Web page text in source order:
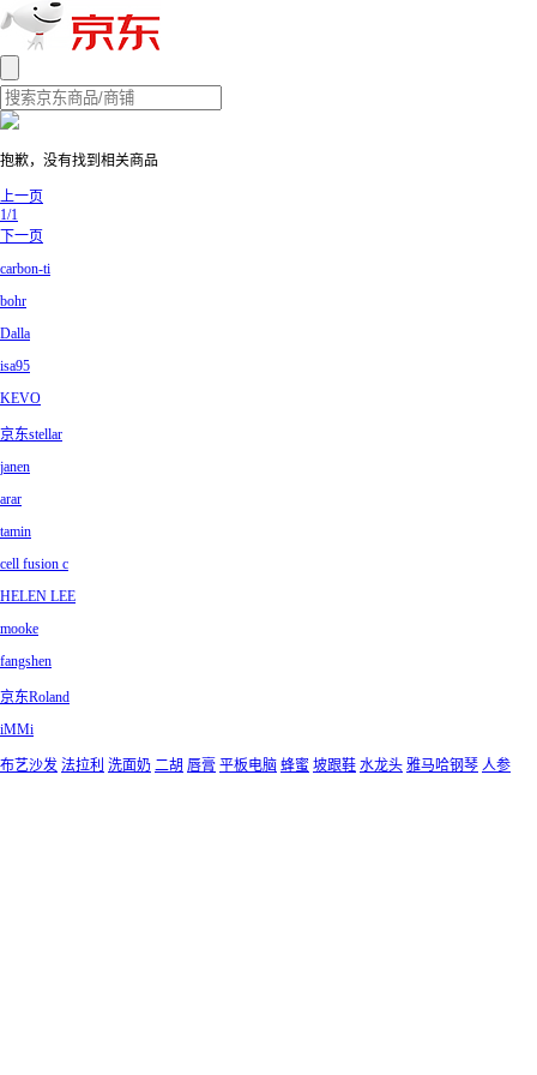
抱歉，没有找到相关商品
上一页
1/1
下一页
carbon-ti
bohr
Dalla
isa95
KEVO
京东stellar
janen
arar
tamin
cell fusion c
HELEN LEE
mooke
fangshen
京东Roland
iMMi
布艺沙发 法拉利 洗面奶 二胡 唇膏 平板电脑 蜂蜜 坡跟鞋 水龙头 雅马哈钢琴 人参